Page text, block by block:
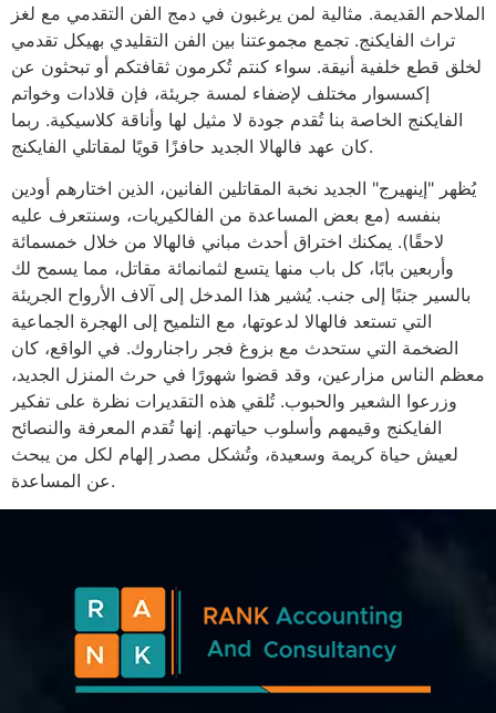
الملاحم القديمة. مثالية لمن يرغبون في دمج الفن التقدمي مع لغز
تراث الفايكنج. تجمع مجموعتنا بين الفن التقليدي بهيكل تقدمي
لخلق قطع خلفية أنيقة. سواء كنتم تُكرمون ثقافتكم أو تبحثون عن
إكسسوار مختلف لإضفاء لمسة جريئة، فإن قلادات وخواتم
الفايكنج الخاصة بنا تُقدم جودة لا مثيل لها وأناقة كلاسيكية. ربما
كان عهد فالهالا الجديد حافزًا قويًا لمقاتلي الفايكنج.
يُظهر "إينهيرج" الجديد نخبة المقاتلين الفانين، الذين اختارهم أودين
بنفسه (مع بعض المساعدة من الفالكيريات، وسنتعرف عليه
لاحقًا). يمكنك اختراق أحدث مباني فالهالا من خلال خمسمائة
وأربعين بابًا، كل باب منها يتسع لثمانمائة مقاتل، مما يسمح لك
بالسير جنبًا إلى جنب. يُشير هذا المدخل إلى آلاف الأرواح الجريئة
التي تستعد فالهالا لدعوتها، مع التلميح إلى الهجرة الجماعية
الضخمة التي ستحدث مع بزوغ فجر راجناروك. في الواقع، كان
معظم الناس مزارعين، وقد قضوا شهورًا في حرث المنزل الجديد،
وزرعوا الشعير والحبوب. تُلقي هذه التقديرات نظرة على تفكير
الفايكنج وقيمهم وأسلوب حياتهم. إنها تُقدم المعرفة والنصائح
لعيش حياة كريمة وسعيدة، وتُشكل مصدر إلهام لكل من يبحث
عن المساعدة.